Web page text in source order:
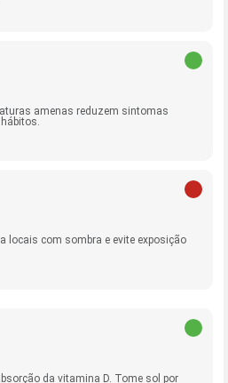
amenas reduzem sintomas
locais com sombra e evite exposição
da vitamina D. Tome sol por